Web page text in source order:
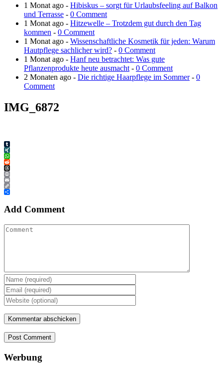
1 Monat ago - Hibiskus – sorgt für Urlaubsfeeling auf Balkon
und Terrasse - 0 Comment
1 Monat ago - Hitzewelle – Trotzdem gut durch den Tag
kommen - 0 Comment
1 Monat ago - Wissenschaftliche Kosmetik für jeden: Warum
Hautpflege sachlicher wird? - 0 Comment
1 Monat ago - Hanf neu betrachtet: Was gute
Pflanzenprodukte heute ausmacht - 0 Comment
2 Monaten ago - Die richtige Haarpflege im Sommer- 0
Comment
IMG_6872
Tumblr
XING
WhatsApp
Reddit
Threads
Print
Email
Copy
Link
Teilen
Add Comment
Post Comment
Werbung